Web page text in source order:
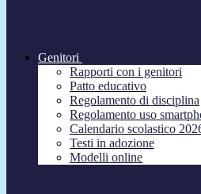
Genitori
Rapporti con i genitori
Patto educativo
Regolamento di disciplina
Regolamento uso
Calendario scolastico
Testi in adozione
Modelli online